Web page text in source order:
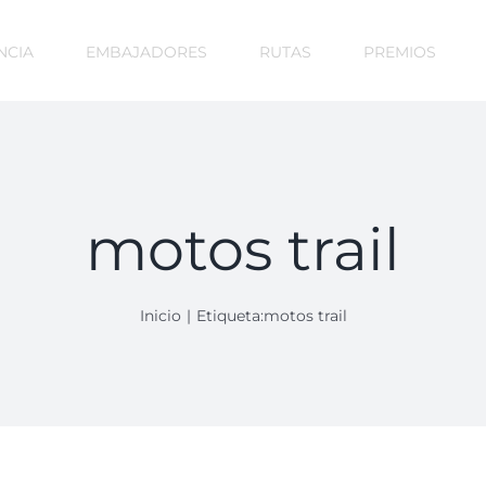
EMBAJADORES RUTAS PREMIOS
motos trail
Inicio Etiqueta:motos trail